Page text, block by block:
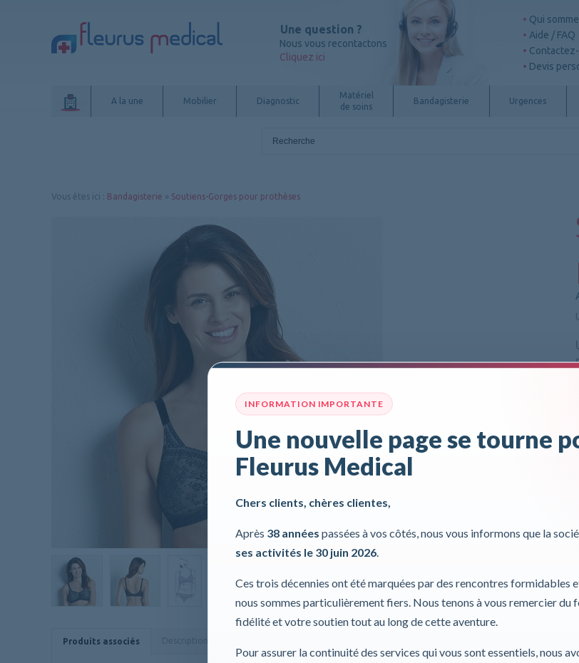
INFORMATION IMPORTANTE
Une nouvelle page se tourne
Fleurus Medical
Chers clients, chères clientes,
Après 38 années passées à vos côtés, nous vous informons que la
ses activités le 30 juin 2026
Ces trois décennies ont été marquées par des rencontres formidables
nous sommes particulièrement fiers. Nous tenons à vous remercier
fidélité et votre soutien tout au long de cette aventure.
Pour assurer la continuité des services qui vous sont essentiels, nous
Une question ?
Nous vous recontactons
Cliquez ici
Qui
Aide / FAQ
Devis
A la une Mobilier Diagnostic
Matériel
de soins
Bandagisterie Urgences
Vous êtes ici Bandagisterie » Soutiens-Gorges pour prothèses
Produits associés